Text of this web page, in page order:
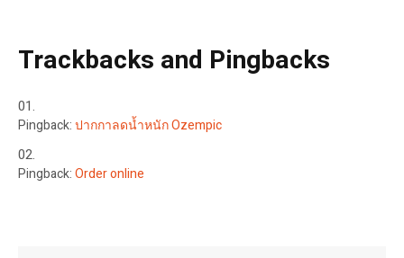
Trackbacks and Pingbacks
Pingback:ปากกาลดน้ำหนัก Ozempic
Pingback:Order online